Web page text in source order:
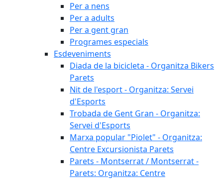
Per a nens
Per a adults
Per a gent gran
Programes especials
Esdeveniments
Diada de la bicicleta - Organitza Bikers
Parets
Nit de l'esport - Organitza: Servei
d'Esports
Trobada de Gent Gran - Organitza:
Servei d'Esports
Marxa popular "Piolet" - Organitza:
Centre Excursionista Parets
Parets - Montserrat / Montserrat -
Parets: Organitza: Centre